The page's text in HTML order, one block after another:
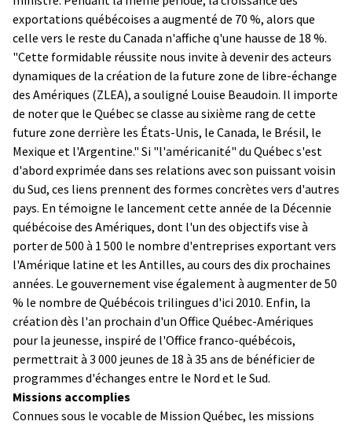
exportations québécoises a augmenté de 70 %, alors que
celle vers le reste du Canada n'affiche q'une hausse de 18 %.
"Cette formidable réussite nous invite à devenir des acteurs
dynamiques de la création de la future zone de libre-échange
des Amériques (ZLEA), a souligné Louise Beaudoin. Il importe
de noter que le Québec se classe au sixième rang de cette
future zone derrière les États-Unis, le Canada, le Brésil, le
Mexique et l'Argentine." Si "l'américanité" du Québec s'est
d'abord exprimée dans ses relations avec son puissant voisin
du Sud, ces liens prennent des formes concrètes vers d'autres
pays. En témoigne le lancement cette année de la Décennie
québécoise des Amériques, dont l'un des objectifs vise à
porter de 500 à 1 500 le nombre d'entreprises exportant vers
l'Amérique latine et les Antilles, au cours des dix prochaines
années. Le gouvernement vise également à augmenter de 50
% le nombre de Québécois trilingues d'ici 2010. Enfin, la
création dès l'an prochain d'un Office Québec-Amériques
pour la jeunesse, inspiré de l'Office franco-québécois,
permettrait à 3 000 jeunes de 18 à 35 ans de bénéficier de
programmes d'échanges entre le Nord et le Sud.
Missions accomplies
Connues sous le vocable de Mission Québec, les missions